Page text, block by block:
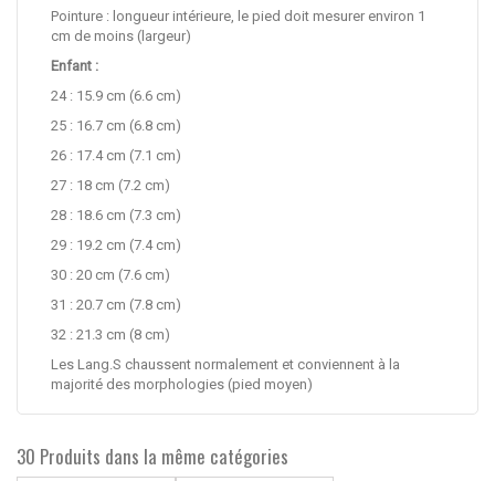
Pointure : longueur intérieure, le pied doit mesurer environ 1
cm de moins (largeur)
Enfant :
24 : 15.9 cm (6.6 cm)
25 : 16.7 cm (6.8 cm)
26 : 17.4 cm (7.1 cm)
27 : 18 cm (7.2 cm)
28 : 18.6 cm (7.3 cm)
29 : 19.2 cm (7.4 cm)
30 : 20 cm (7.6 cm)
31 : 20.7 cm (7.8 cm)
32 : 21.3 cm (8 cm)
Les Lang.S chaussent normalement et conviennent à la
majorité des morphologies (pied moyen)
30 Produits dans la même catégories